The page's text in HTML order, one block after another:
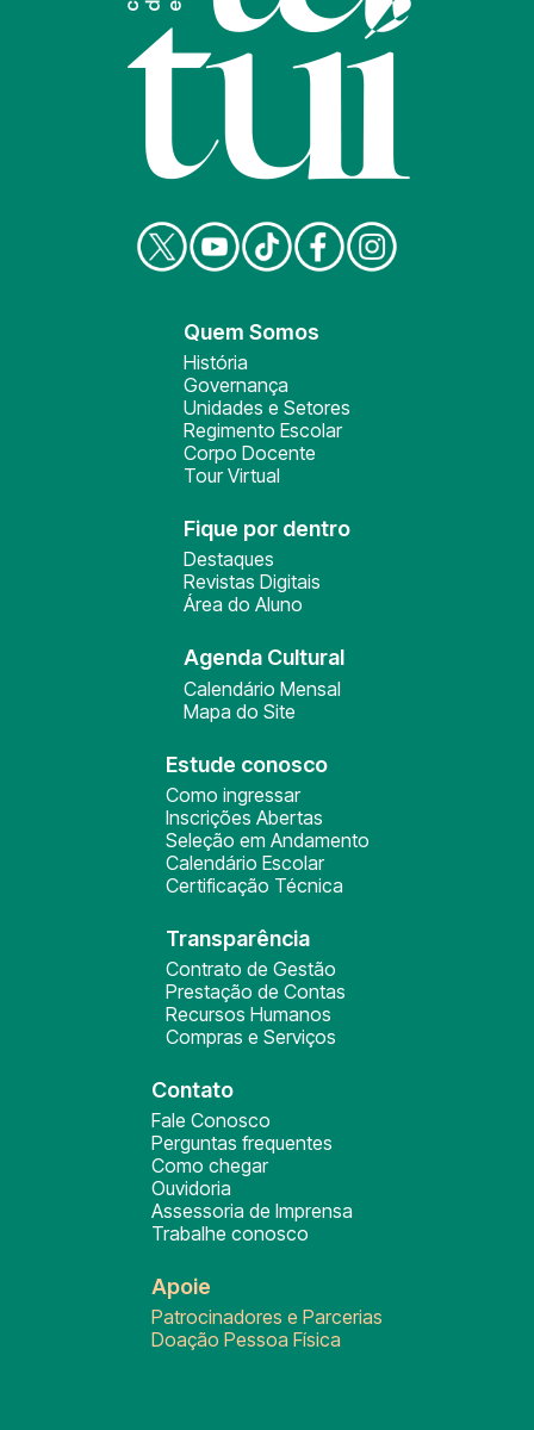
Quem Somos
História
Governança
Unidades e Setores
Regimento Escolar
Corpo Docente
Tour Virtual
Fique por dentro
Destaques
Revistas Digitais
Área do Aluno
Agenda Cultural
Calendário Mensal
Mapa do Site
Estude conosco
Como ingressar
Inscrições Abertas
Seleção em Andamento
Calendário Escolar
Certificação Técnica
Transparência
Contrato de Gestão
Prestação de Contas
Recursos Humanos
Compras e Serviços
Contato
Fale Conosco
Perguntas frequentes
Como chegar
Ouvidoria
Assessoria de Imprensa
Trabalhe conosco
Apoie
Patrocinadores e Parcerias
Doação Pessoa Física